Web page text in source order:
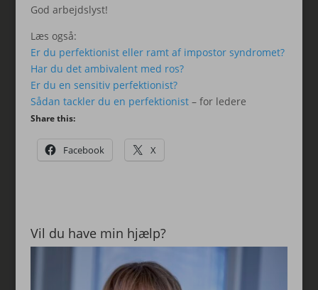
God arbejdslyst!
Læs også:
Er du perfektionist eller ramt af impostor syndromet?
Har du det ambivalent med ros?
Er du en sensitiv perfektionist?
Sådan tackler du en perfektionist– for ledere
Share this:
Facebook X
Vil du have min hjælp?